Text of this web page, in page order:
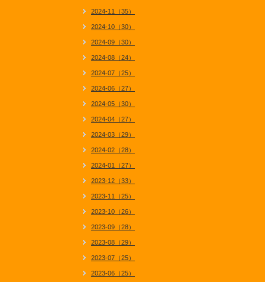
2024-11（35）
2024-10（30）
2024-09（30）
2024-08（24）
2024-07（25）
2024-06（27）
2024-05（30）
2024-04（27）
2024-03（29）
2024-02（28）
2024-01（27）
2023-12（33）
2023-11（25）
2023-10（26）
2023-09（28）
2023-08（29）
2023-07（25）
2023-06（25）